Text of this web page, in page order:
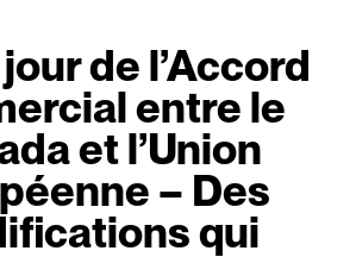
de l’Accord
entre le
et l’Union
– Des
qui